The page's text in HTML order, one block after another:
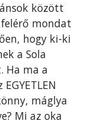
között
mondat
hogy ki-ki
a Sola
Ha ma a
máglya
Mi az oka